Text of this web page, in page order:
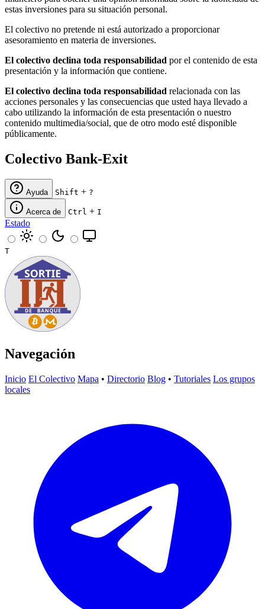
estas inversiones para su situación personal.
El colectivo no pretende ni está autorizado a proporcionar
asesoramiento en materia de inversiones.
El colectivo declina toda responsabilidad por el contenido de esta
presentación y la información que contiene.
El colectivo declina toda responsabilidad relacionada con las
acciones personales y las consecuencias que usted haya llevado a
cabo utilizando la información de esta presentación o nuestro
contenido multimedia/social, que de otro modo esté disponible
públicamente.
Colectivo Bank-Exit
Ayuda Shift + ?
Acerca de Ctrl + I
Estado
T
Navegación
Inicio El Colectivo Mapa • Directorio Blog • Tutoriales Los grupos
locales